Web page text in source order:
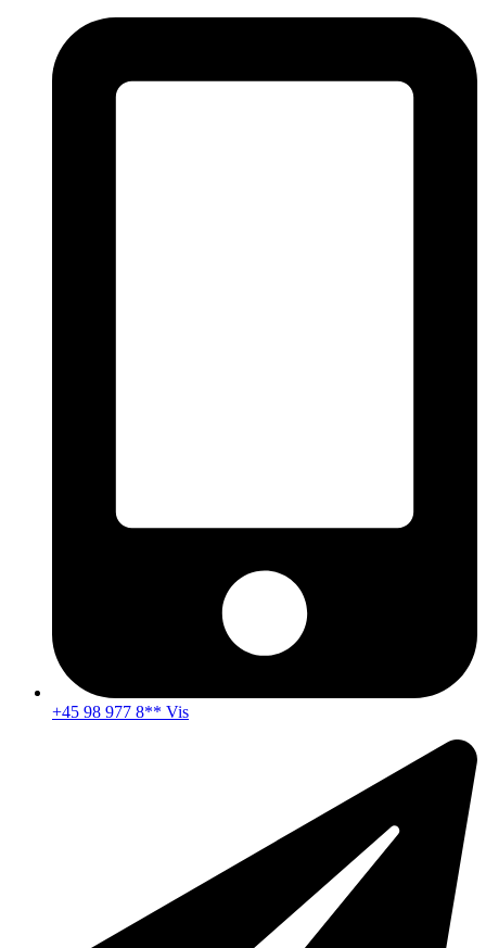
+45 98 977 8** Vis